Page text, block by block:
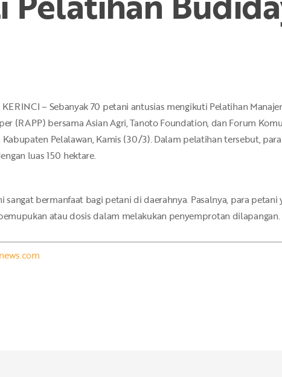
– Sebanyak 70 petani antusias mengikuti Pelatihan
(RAPP) bersama Asian Agri, Tanoto Foundation, dan Forum
Kabupaten Pelalawan, Kamis (30/3). Dalam pelatihan tersebut,
luas 150 hektare.
sangat bermanfaat bagi petani di daerahnya. Pasalnya, para
atau dosis dalam melakukan penyemprotan dilapangan.